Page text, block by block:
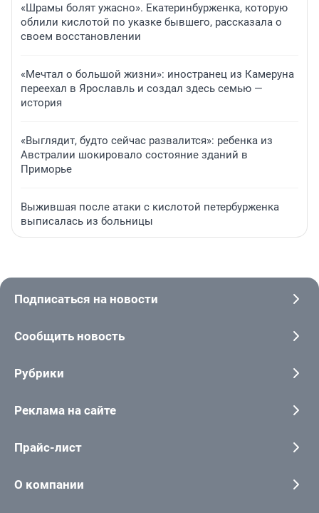
«Шрамы болят ужасно». Екатеринбурженка, которую
облили кислотой по указке бывшего, рассказала о
своем восстановлении
«Мечтал о большой жизни»: иностранец из Камеруна
переехал в Ярославль и создал здесь семью —
история
«Выглядит, будто сейчас развалится»: ребенка из
Австралии шокировало состояние зданий в
Приморье
Выжившая после атаки с кислотой петербурженка
выписалась из больницы
Подписаться на новости
Сообщить новость
Рубрики
Реклама на сайте
Прайс-лист
О компании